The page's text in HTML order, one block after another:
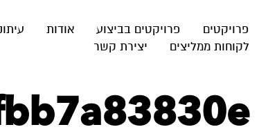
פרויקטים פרויקטים בביצוע אודות
לקוחות ממליצים
יצירת קשר